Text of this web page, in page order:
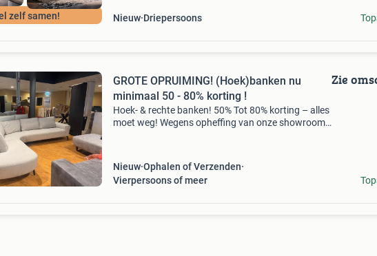
zelf samen! Nieuw Driepersoons
GROTE OPRUIMING! (Hoek)banken nu
minimaal 50 - 80% korting !
Hoek- & rechte banken! 50% Tot 80% korting – alles
moet weg! Wegens opheffing van onze showroom
Nieuw Ophalen of Verzenden
Vierpersoons of meer
Zie